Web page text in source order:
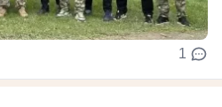
1